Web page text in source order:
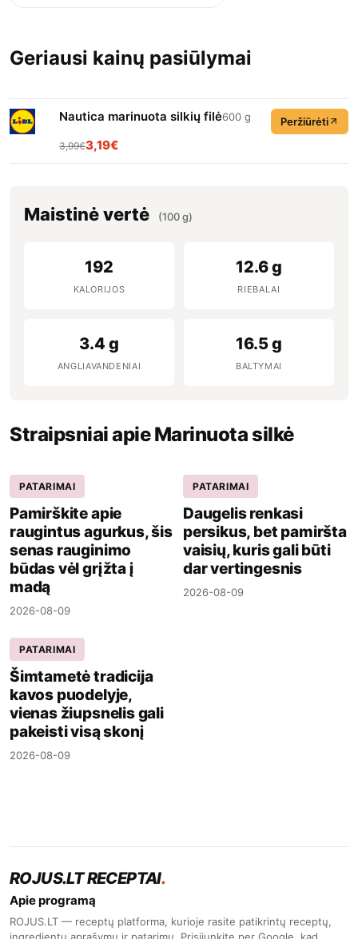
Geriausi kainų pasiūlymai
Nautica marinuota silkių filė600 g
3,99€3,19€
Peržiūrėti
Maistinė vertė (100 g)
192
KALORIJOS
12.6 g
RIEBALAI
3.4 g
ANGLIAVANDENIAI
16.5 g
BALTYMAI
Straipsniai apie Marinuota silkė
PATARIMAI
Pamirškite apie
raugintus agurkus, šis
senas rauginimo
būdas vėl grįžta į
madą
2026-08-09
PATARIMAI
Daugelis renkasi
persikus, bet pamiršta
vaisių, kuris gali būti
dar vertingesnis
2026-08-09
PATARIMAI
Šimtametė tradicija
kavos puodelyje,
vienas žiupsnelis gali
pakeisti visą skonį
2026-08-09
ROJUS.LT RECEPTAI.
Apie programą
ROJUS.LT — receptų platforma, kurioje rasite patikrintų receptų,